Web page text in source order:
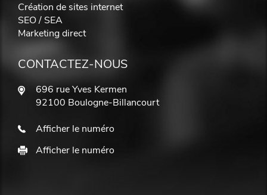
Création de sites internet
SEO / SEA
Marketing direct
CONTACTEZ-NOUS
696 rue Yves Kermen
92100 Boulogne-Billancourt
Afficher le numéro
Afficher le numéro